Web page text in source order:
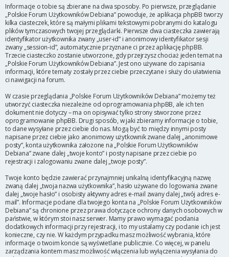
Informacje o tobie są zbierane na dwa sposoby. Po pierwsze, przeglądanie
„Polskie Forum Użytkowników Debiana” powoduje, że aplikacja phpBB tworzy
kilka ciasteczek, które są małymi plikami tekstowymi pobranymi do katalogu
plików tymczasowych twojej przeglądarki. Pierwsze dwa ciasteczka zawierają
identyfikator użytkownika zwany „user-id” i anonimowy identyfikator sesji
zwany „session-id”, automatycznie przyznane ci przez aplikację phpBB.
Trzecie ciasteczko zostanie utworzone, gdy przejrzysz chociaż jeden temat na
„Polskie Forum Użytkowników Debiana”. Jest ono używane do zapisania
informacji, które tematy zostały przez ciebie przeczytane i służy do ułatwienia
ci nawigacji na forum.
W czasie przeglądania „Polskie Forum Użytkowników Debiana” możemy też
utworzyć ciasteczka niezależne od oprogramowania phpBB, ale ich ten
dokument nie dotyczy – ma on opisywać tylko strony stworzone przez
oprogramowanie phpBB. Drugi sposób, w jaki zbieramy informacje o tobie,
to dane wysyłane przez ciebie do nas. Mogą być to między innymi posty
napisane przez ciebie jako anonimowy użytkownik zwane dalej „anonimowe
posty”, konta użytkownika założone na „Polskie Forum Użytkowników
Debiana” zwane dalej „twoje konto” i posty napisane przez ciebie po
rejestracji i zalogowaniu zwane dalej „twoje posty”.
Twoje konto będzie zawierać przynajmniej unikalną identyfikacyjną nazwę
zwaną dalej „twoja nazwa użytkownika”, hasło używane do logowania zwane
dalej „twoje hasło” i osobisty aktywny adres e-mail zwany dalej „twój adres e-
mail”. Informacje podane dla twojego konta na „Polskie Forum Użytkowników
Debiana” są chronione przez prawa dotyczące ochrony danych osobowych w
państwie, w którym stoi nasz serwer. Mamy prawo wymagać podania
dodatkowych informacji przy rejestracji, i to my ustalamy czy podanie ich jest
konieczne, czy nie. W każdym przypadku masz możliwość wybrania, które
informacje o twoim koncie są wyświetlane publicznie. Co więcej, w panelu
zarządzania kontem masz możliwość włączenia lub wyłączenia wysyłania do